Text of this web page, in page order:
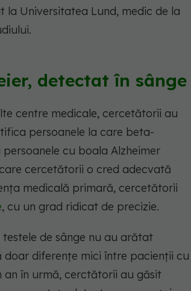
la Universitatea Lund, medic de la
detectat în sânge
centre medicale, cercetătorii au
persoanele la care beta-
cu boala Alzheimer
cercetătorii o cred adecvată
medicală primară, cercetătorii
, cu un grad ridicat de precizie.
de sânge nu au arătat
diferențe mici între pacienții cu
an în urmă, cerctătorii au găsit